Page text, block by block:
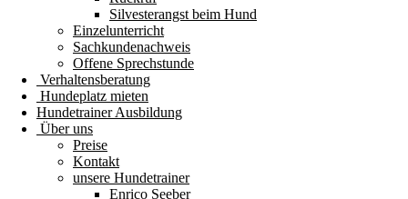
Silvesterangst beim Hund
Einzelunterricht
Sachkundenachweis
Offene Sprechstunde
Verhaltensberatung
Hundeplatz mieten
Hundetrainer Ausbildung
Über uns
Preise
Kontakt
unsere Hundetrainer
Enrico Seeber